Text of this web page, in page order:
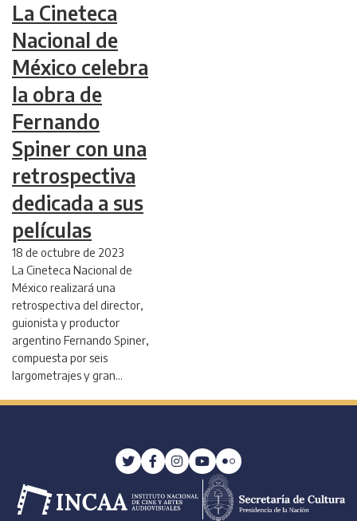
La Cineteca
Nacional de
México celebra
la obra de
Fernando
Spiner con una
retrospectiva
dedicada a sus
películas
18 de octubre de 2023
La Cineteca Nacional de
México realizará una
retrospectiva del director,
guionista y productor
argentino Fernando Spiner,
compuesta por seis
largometrajes y gran…